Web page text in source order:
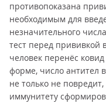
противопоказана
необходимым для
незначительного
тест перед прививкой
человек перенёс
форме, число антител
не только не
иммунитету